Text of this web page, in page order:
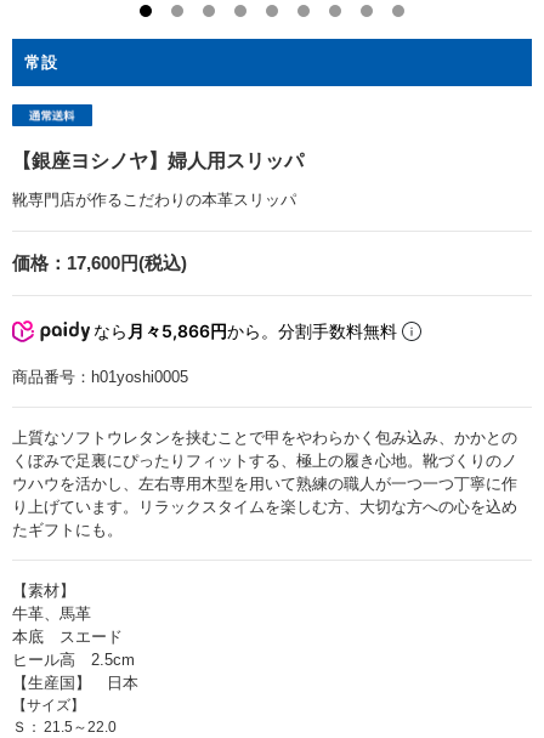
常設
【銀座ヨシノヤ】婦人用スリッパ
靴専門店が作るこだわりの本革スリッパ
価格： 17,600円(税込)
なら 月々5,866円から。分割手数料無料
商品番号： h01yoshi0005
上質なソフトウレタンを挟むことで甲をやわらかく包み込み、かかとの
くぼみで足裏にぴったりフィットする、極上の履き心地。靴づくりのノ
ウハウを活かし、左右専用木型を用いて熟練の職人が一つ一つ丁寧に作
り上げています。リラックスタイムを楽しむ方、大切な方への心を込め
たギフトにも。
【素材】
牛革、馬革
本底 スエード
ヒール高 2.5cm
【生産国】 日本
【サイズ】
Ｓ： 21.5～22.0